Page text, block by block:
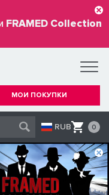
FRAMED Collection
МОИ ПОКУПКИ
RUB 0